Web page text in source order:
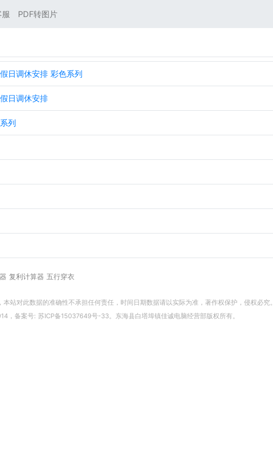
PDF转图片
日调休安排 彩色系列
日调休安排
列
复利计算器 五行穿衣
站对此数据的准确性不承担任何责任，时间日期数据请以实际为准，著作权保护，侵权必究。
，备案号: 苏ICP备15037649号-33。东海县白塔埠镇佳诚电脑经营部版权所有。